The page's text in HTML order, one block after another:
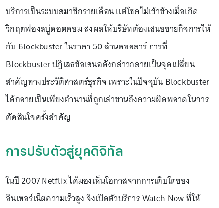
บริการเป็นระบบสมาชิกรายเดือน แต่โชคไม่เข้าข้างเมื่อเกิด
วิกฤตฟองสบู่ดอตคอม ส่งผลให้บริษัทต้องเสนอขายกิจการให้
กับ Blockbuster ในราคา 50 ล้านดอลลาร์ การที่
Blockbuster ปฏิเสธข้อเสนอดังกล่าวกลายเป็นจุดเปลี่ยน
สำคัญทางประวัติศาสตร์ธุรกิจ เพราะในปัจจุบัน Blockbuster
ได้กลายเป็นเพียงตำนานที่ถูกเล่าขานถึงความผิดพลาดในการ
ตัดสินใจครั้งสำคัญ
การปรับตัวสู่ยุคดิจิทัล
ในปี 2007 Netflix ได้มองเห็นโอกาสจากการเติบโตของ
อินเทอร์เน็ตความเร็วสูง จึงเปิดตัวบริการ Watch Now ที่ให้